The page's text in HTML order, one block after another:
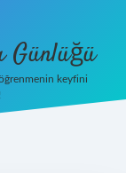
Günlüğü
keyfini